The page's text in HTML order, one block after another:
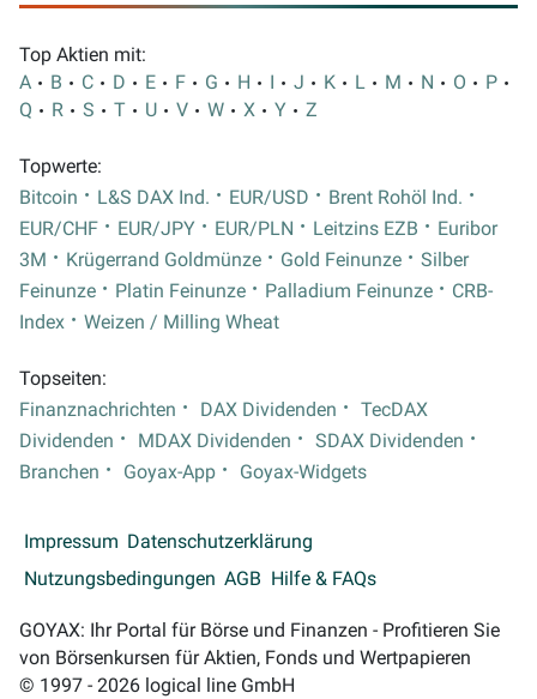
Top Aktien mit:
A
B C D E F G H I J K L M N O
P
Q
R S T U V W X Y Z
Topwerte:
Bitcoin
L&S DAX Ind. EUR/USD
Brent Rohöl Ind.
EUR/CHF
EUR/JPY EUR/PLN Leitzins EZB
Euribor
3M
Krügerrand Goldmünze Gold Feinunze
Silber
Feinunze
Platin Feinunze Palladium Feinunze
CRB-
Index
Weizen / Milling Wheat
Topseiten:
Finanznachrichten
DAX Dividenden
TecDAX
Dividenden
MDAX Dividenden
SDAX Dividenden
Branchen
Goyax-App Goyax-Widgets
Impressum Datenschutzerklärung
Nutzungsbedingungen AGB Hilfe & FAQs
GOYAX: Ihr Portal für Börse und Finanzen - Profitieren Sie
von Börsenkursen für Aktien, Fonds und Wertpapieren
© 1997 - 2026 logical line GmbH